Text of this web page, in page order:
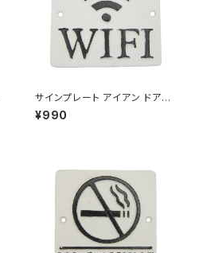
サインプレート アイアン ドアプ
レート 案内 Wi-Fiスポット WIF
I ホワイト
¥990